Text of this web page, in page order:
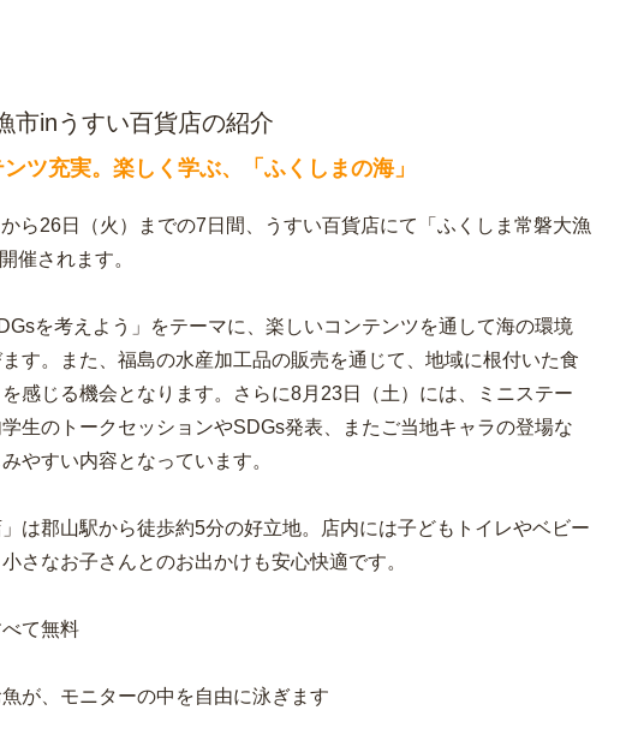
市inうすい百貨店の紹介
ツ充実。楽しく学ぶ、「ふくしまの海」
ら26日（火）までの7日間、うすい百貨店にて「ふくしま常磐大漁
催されます。
を考えよう」をテーマに、楽しいコンテンツを通して海の環境
す。また、福島の水産加工品の販売を通じて、地域に根付いた食
感じる機会となります。さらに8月23日（土）には、ミニステー
生のトークセッションやSDGs発表、またご当地キャラの登場な
やすい内容となっています。
は郡山駅から徒歩約5分の好立地。店内には子どもトイレやベビー
さなお子さんとのお出かけも安心快適です。
て無料
が、モニターの中を自由に泳ぎます